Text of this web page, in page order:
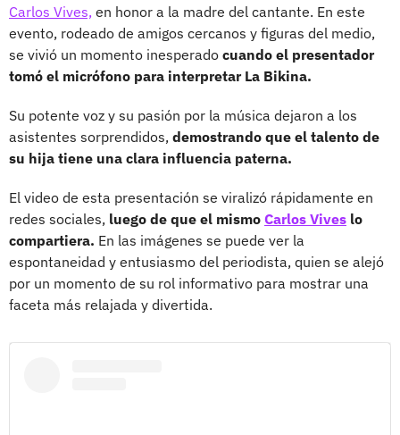
Carlos Vives, en honor a la madre del cantante. En este
evento, rodeado de amigos cercanos y figuras del medio,
se vivió un momento inesperado cuando el presentador
tomó el micrófono para interpretar La Bikina.
Su potente voz y su pasión por la música dejaron a los
asistentes sorprendidos, demostrando que el talento de
su hija tiene una clara influencia paterna.
El video de esta presentación se viralizó rápidamente en
redes sociales, luego de que el mismo Carlos Vives lo
compartiera. En las imágenes se puede ver la
espontaneidad y entusiasmo del periodista, quien se alejó
por un momento de su rol informativo para mostrar una
faceta más relajada y divertida.